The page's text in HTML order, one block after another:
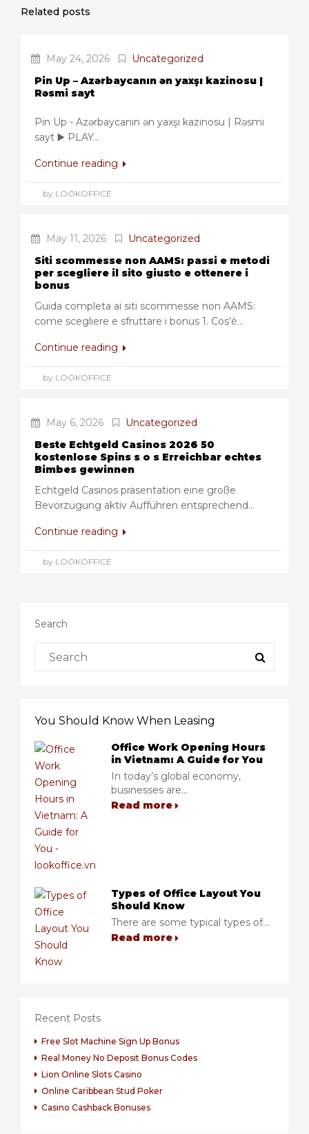
Related posts
May 24, 2026
Uncategorized
Pin Up – Azərbaycanın ən yaxşı kazinosu |
Rəsmi sayt
Pin Up - Azərbaycanın ən yaxşı kazinosu | Rəsmi
sayt ▶️ PLAY...
Continue reading
by LOOKOFFICE
May 11, 2026
Uncategorized
Siti scommesse non AAMS: passi e metodi
per scegliere il sito giusto e ottenere i
bonus
Guida completa ai siti scommesse non AAMS:
come scegliere e sfruttare i bonus 1. Cos’è...
Continue reading
by LOOKOFFICE
May 6, 2026
Uncategorized
Beste Echtgeld Casinos 2026 50
kostenlose Spins s o s Erreichbar echtes
Bimbes gewinnen
Echtgeld Casinos präsentation eine große
Bevorzugung aktiv Aufführen entsprechend...
Continue reading
by LOOKOFFICE
Search
You Should Know When Leasing
Office Work Opening Hours
in Vietnam: A Guide for You
In today’s global economy,
businesses are...
Read more
Types of Office Layout You
Should Know
There are some typical types of...
Read more
Recent Posts
Free Slot Machine Sign Up Bonus
Real Money No Deposit Bonus Codes
Lion Online Slots Casino
Online Caribbean Stud Poker
Casino Cashback Bonuses